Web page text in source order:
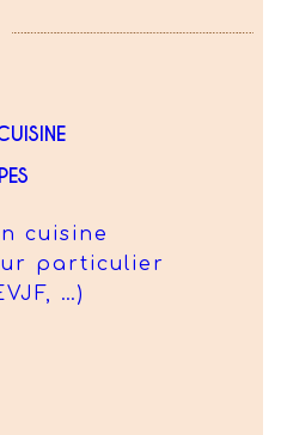
cuisine
particulier
…)